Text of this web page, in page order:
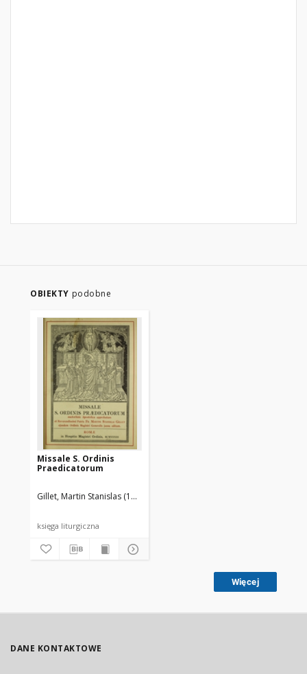
OBIEKTY podobne
Missale S. Ordinis
Praedicatorum
Gillet, Martin Stanislas (1875-1951)
księga liturgiczna
Więcej
DANE KONTAKTOWE